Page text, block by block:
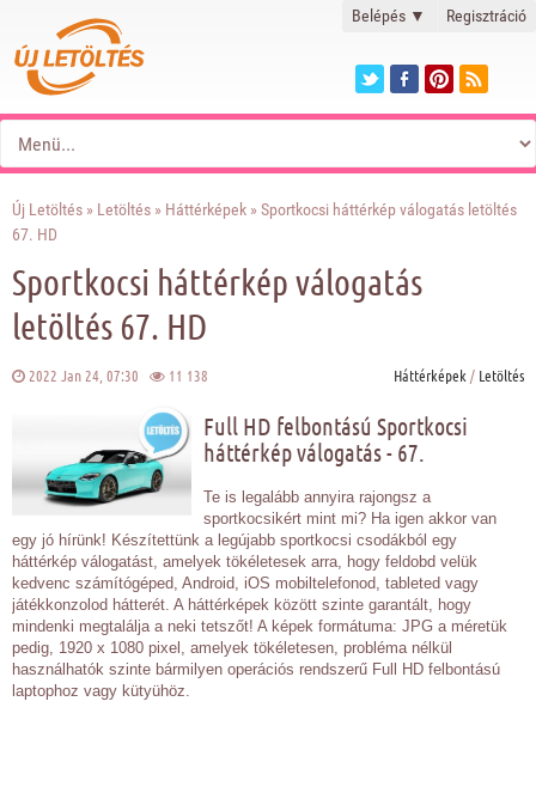
Belépés ▼ Regisztráció
Új Letöltés » Letöltés » Háttérképek » Sportkocsi háttérkép válogatás letöltés
67. HD
Sportkocsi háttérkép válogatás
letöltés 67. HD
2022 Jan 24, 07:30 11 138 Háttérképek / Letöltés
Full HD felbontású Sportkocsi
háttérkép válogatás - 67.
Te is legalább annyira rajongsz a
sportkocsikért mint mi? Ha igen akkor van
egy jó hírünk! Készítettünk a legújabb sportkocsi csodákból egy
háttérkép válogatást, amelyek tökéletesek arra, hogy feldobd velük
kedvenc számítógéped, Android, iOS mobiltelefonod, tableted vagy
játékkonzolod hátterét. A háttérképek között szinte garantált, hogy
mindenki megtalálja a neki tetszőt! A képek formátuma: JPG a méretük
pedig, 1920 x 1080 pixel, amelyek tökéletesen, probléma nélkül
használhatók szinte bármilyen operációs rendszerű Full HD felbontású
laptophoz vagy kütyühöz.